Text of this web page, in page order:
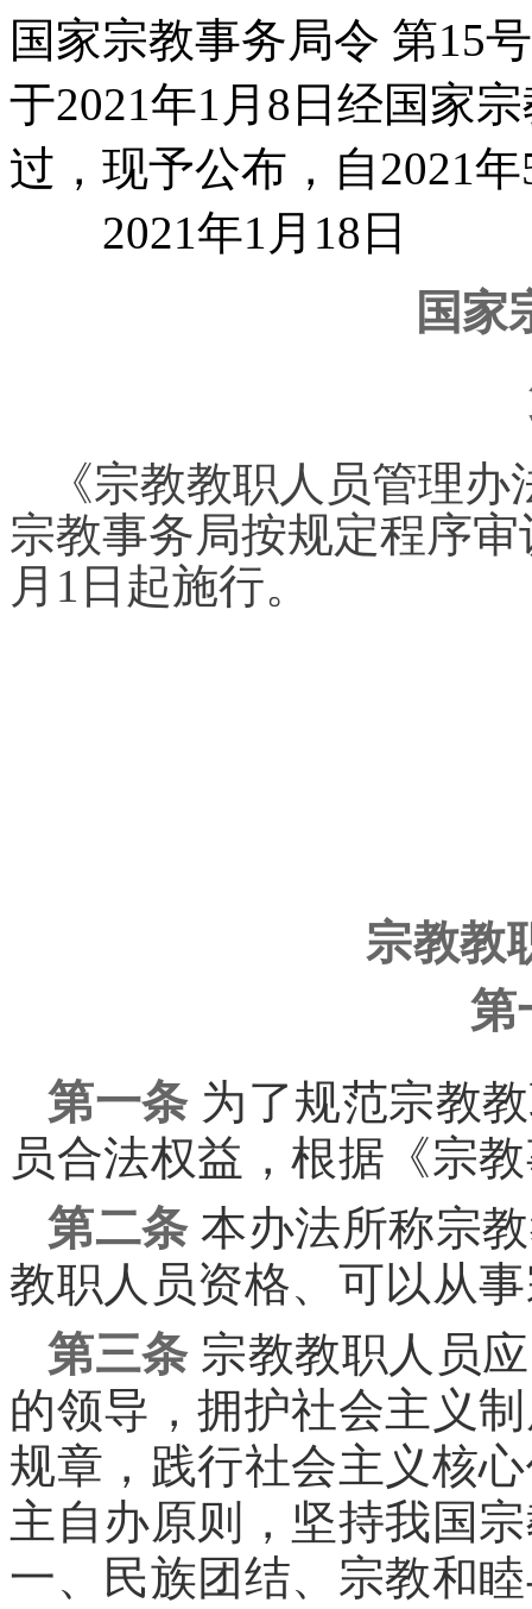
国家宗教事务局令 第15
于2021年1月8日经国家
过，现予公布，自2021
2021年1月18日
国家
《宗教教职人员管理
宗教事务局按规定程序
月1日起施行。
宗教教
第一条为了规范宗教
员合法权益，根据《宗
第二条本办法所称宗
教职人员资格、可以从
第三条宗教教职人员
的领导，拥护社会主义
规章，践行社会主义核
主自办原则，坚持我国
一、民族团结、宗教和